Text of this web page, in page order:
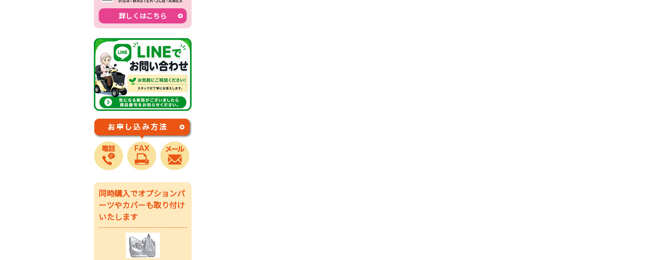
詳しくはこちら
同時購入でオプションパ
ーツやカバーも取り付け
いたします